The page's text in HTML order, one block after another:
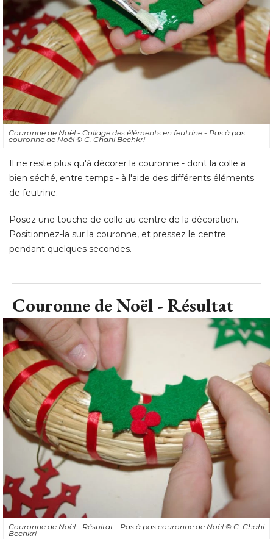
Couronne de Noël - Collage des éléments en feutrine - Pas à pas
couronne de Noël © C. Chahi Bechkri
Il ne reste plus qu'à décorer la couronne - dont la colle a
bien séché, entre temps - à l'aide des différents éléments
de feutrine.
Posez une touche de colle au centre de la décoration.
Positionnez-la sur la couronne, et pressez le centre
pendant quelques secondes.
Couronne de Noël - Résultat
Couronne de Noël - Résultat - Pas à pas couronne de Noël © C. Chahi
Bechkri